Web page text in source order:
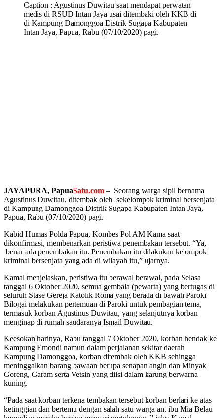
Caption : Agustinus Duwitau saat mendapat perwatan
medis di RSUD Intan Jaya usai ditembaki oleh KKB di
di Kampung Damonggoa Distrik Sugapa Kabupaten
Intan Jaya, Papua, Rabu (07/10/2020) pagi.
JAYAPURA, PapuaSatu.com – Seorang warga sipil bernama
Agustinus Duwitau, ditembak oleh sekelompok kriminal bersenjata
di Kampung Damonggoa Distrik Sugapa Kabupaten Intan Jaya,
Papua, Rabu (07/10/2020) pagi.
Kabid Humas Polda Papua, Kombes Pol AM Kama saat
dikonfirmasi, membenarkan peristiwa penembakan tersebut. “Ya,
benar ada penembakan itu. Penembakan itu dilakukan kelompok
kriminal bersenjata yang ada di wilayah itu,” ujarnya.
Kamal menjelaskan, peristiwa itu berawal berawal, pada Selasa
tanggal 6 Oktober 2020, semua gembala (pewarta) yang bertugas di
seluruh Stase Gereja Katolik Roma yang berada di bawah Paroki
Bilogai melakukan pertemuan di Paroki untuk pembagian tema,
termasuk korban Agustinus Duwitau, yang selanjutnya korban
menginap di rumah saudaranya Ismail Duwitau.
Keesokan harinya, Rabu tanggal 7 Oktober 2020, korban hendak ke
Kampung Emondi namun dalam perjalanan sekitar daerah
Kampung Damonggoa, korban ditembak oleh KKB sehingga
meninggalkan barang bawaan berupa senapan angin dan Minyak
Goreng, Garam serta Vetsin yang diisi dalam karung berwarna
kuning.
“Pada saat korban terkena tembakan tersebut korban berlari ke atas
ketinggian dan bertemu dengan salah satu warga an. ibu Mia Belau